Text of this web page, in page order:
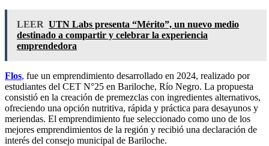
LEER UTN Labs presenta “Mérito”, un nuevo medio
destinado a compartir y celebrar la experiencia
emprendedora
Flos, fue un emprendimiento desarrollado en 2024, realizado por
estudiantes del CET N°25 en Bariloche, Río Negro. La propuesta
consistió en la creación de premezclas con ingredientes alternativos,
ofreciendo una opción nutritiva, rápida y práctica para desayunos y
meriendas. El emprendimiento fue seleccionado como uno de los
mejores emprendimientos de la región y recibió una declaración de
interés del consejo municipal de Bariloche.